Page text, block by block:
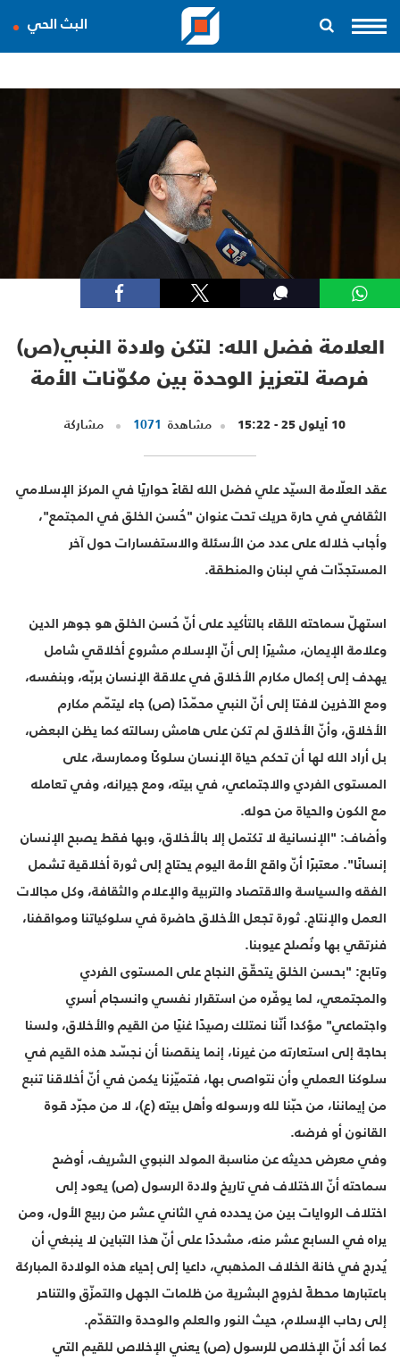
البث الحي
العلامة فضل الله: لتكن ولادة النبي(ص)
فرصة لتعزيز الوحدة بين مكوّنات الأمة
10 أيلول 25 - 15:22 مشاهدة 1071 مشاركة
عقد العلّامة السيّد علي فضل الله لقاءً حواريًا في المركز الإسلامي
الثقافي في حارة حريك تحت عنوان "حُسن الخلق في المجتمع"،
وأجاب خلاله على عدد من الأسئلة والاستفسارات حول آخر
المستجدّات في لبنان والمنطقة.
استهلّ سماحته اللقاء بالتأكيد على أنّ حُسن الخلق هو جوهر الدين
وعلامة الإيمان، مشيرًا إلى أنّ الإسلام مشروع أخلاقي شامل
يهدف إلى إكمال مكارم الأخلاق في علاقة الإنسان بربّه، وبنفسه،
ومع الآخرين لافتا إلى أنّ النبي محمّدًا (ص) جاء ليتمّم مكارم
الأخلاق، وأنّ الأخلاق لم تكن على هامش رسالته كما يظن البعض،
بل أراد الله لها أن تحكم حياة الإنسان سلوكًا وممارسة، على
المستوى الفردي والاجتماعي، في بيته، ومع جيرانه، وفي تعامله
مع الكون والحياة من حوله.
وأضاف: "الإنسانية لا تكتمل إلا بالأخلاق، وبها فقط يصبح الإنسان
إنسانًا". معتبرًا أنّ واقع الأمة اليوم يحتاج إلى ثورة أخلاقية تشمل
الفقه والسياسة والاقتصاد والتربية والإعلام والثقافة، وكل مجالات
العمل والإنتاج. ثورة تجعل الأخلاق حاضرة في سلوكياتنا ومواقفنا،
فنرتقي بها ونُصلح عيوبنا.
وتابع: "بحسن الخلق يتحقّق النجاح على المستوى الفردي
والمجتمعي، لما يوفّره من استقرار نفسي وانسجام أسري
واجتماعي" مؤكدا أنّنا نمتلك رصيدًا غنيًا من القيم والأخلاق، ولسنا
بحاجة إلى استعارته من غيرنا، إنما ينقصنا أن نجسّد هذه القيم في
سلوكنا العملي وأن نتواصى بها، فتميّزنا يكمن في أنّ أخلاقنا تنبع
من إيماننا، من حبّنا لله ورسوله وأهل بيته (ع)، لا من مجرّد قوة
القانون أو فرضه.
وفي معرض حديثه عن مناسبة المولد النبوي الشريف، أوضح
سماحته أنّ الاختلاف في تاريخ ولادة الرسول (ص) يعود إلى
اختلاف الروايات بين من يحدده في الثاني عشر من ربيع الأول، ومن
يراه في السابع عشر منه، مشددًا على أنّ هذا التباين لا ينبغي أن
يُدرج في خانة الخلاف المذهبي، داعيا إلى إحياء هذه الولادة المباركة
باعتبارها محطةً لخروج البشرية من ظلمات الجهل والتمزّق والتناحر
إلى رحاب الإسلام، حيث النور والعلم والوحدة والتقدّم.
كما أكد أنّ الإخلاص للرسول (ص) يعني الإخلاص للقيم التي